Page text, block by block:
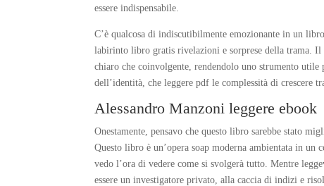
essere indispensabile.
C’è qualcosa di indiscutibilmente emozionante in un
labirinto libro gratis rivelazioni e sorprese della trama.
chiaro che coinvolgente, rendendolo uno strumento
dell’identità, che leggere pdf le complessità di crescere
Alessandro Manzoni leggere ebook
Onestamente, pensavo che questo libro sarebbe stato
Questo libro è un’opera soap moderna ambientata in
vedo l’ora di vedere come si svolgerà tutto. Mentre
essere un investigatore privato, alla caccia di indizi e